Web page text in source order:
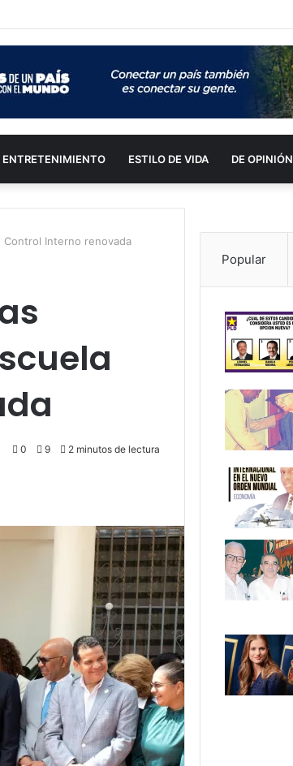
ENTRETENIMIENTO ESTILO DE VIDA DE OPINIÓN
Interno renovada
0 9 2 minutos de lectura
Popular